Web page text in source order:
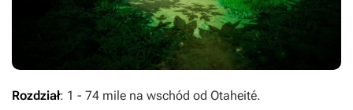
Rozdział: 1 - 74 mile na wschód od Otaheité.